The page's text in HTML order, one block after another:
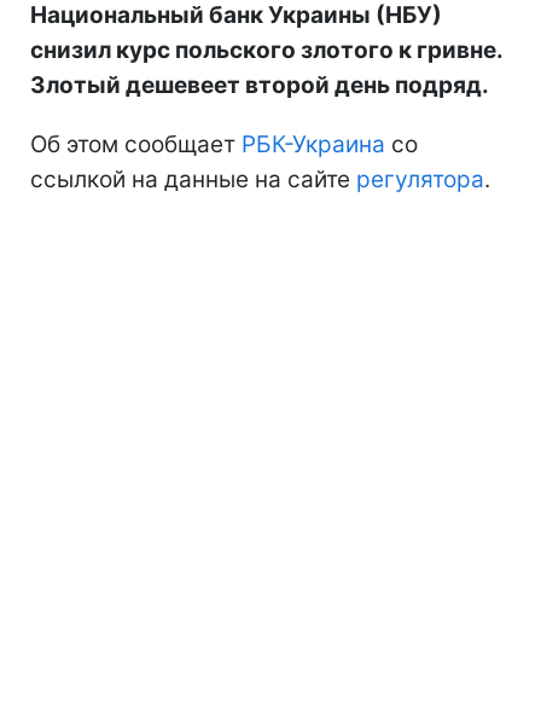
Национальный банк Украины (НБУ)
снизил курс польского злотого к гривне.
Злотый дешевеет второй день подряд.
Об этом сообщает РБК-Украина со
ссылкой на данные на сайте регулятора.